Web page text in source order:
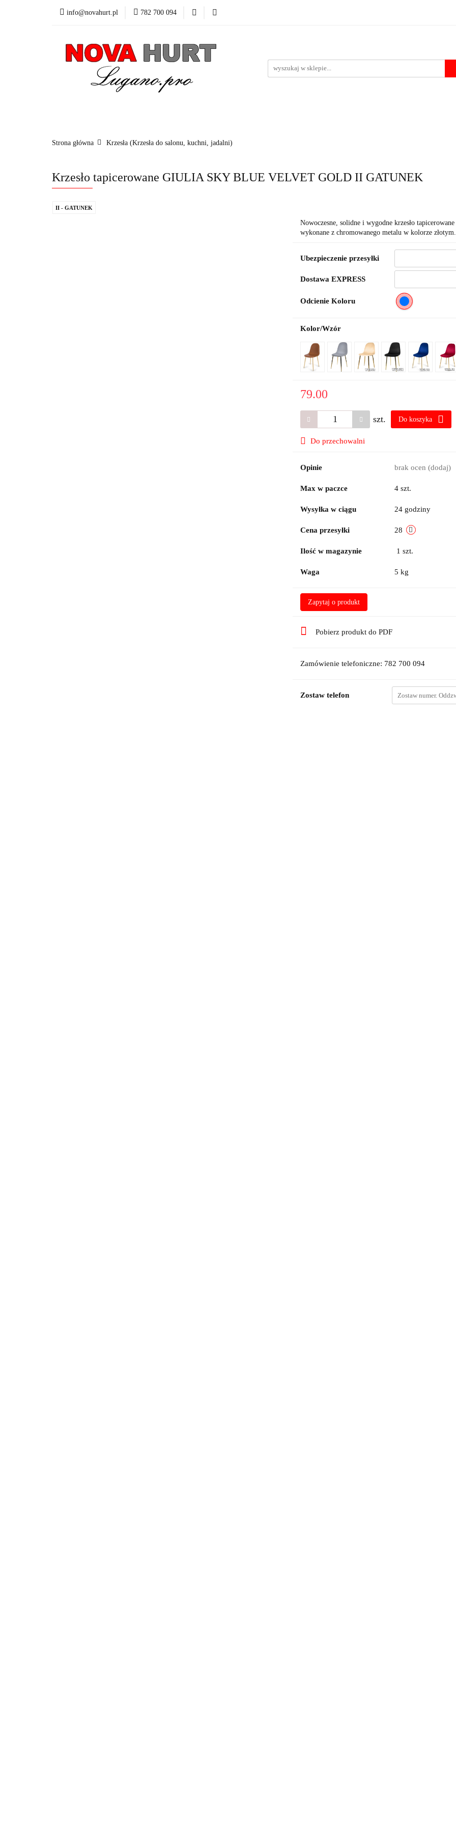
info@novahurt.pl 782 700 094
Fotele obrotowe
Kontakt Dane do przelewu
Strona główna Krzesła (Krzesła do salonu, kuchni, jadalni)
Krzesło tapicerowane GIULIA SKY BLUE VELVET GOLD II GATUNEK
II - GATUNEK
Nowoczesne, solidne i wygodne krzesło
wykonane z chromowanego metalu w kolorze
Ubezpieczenie przesyłki
Dostawa EXPRESS
Odcienie Koloru
Kolor/Wzór
79.00
szt. Do koszyka
Do przechowalni
Opinie brak ocen (dodaj)
Max w paczce 4 szt.
Wysyłka w ciągu 24 godziny
Cena przesyłki 28
Ilość w magazynie 1 szt.
Waga 5 kg
Zapytaj o produkt
Pobierz produkt do PDF
Zamówienie telefoniczne: 782 700 094
Zostaw telefon